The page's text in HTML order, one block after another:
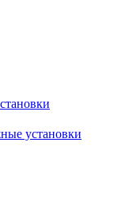
установки